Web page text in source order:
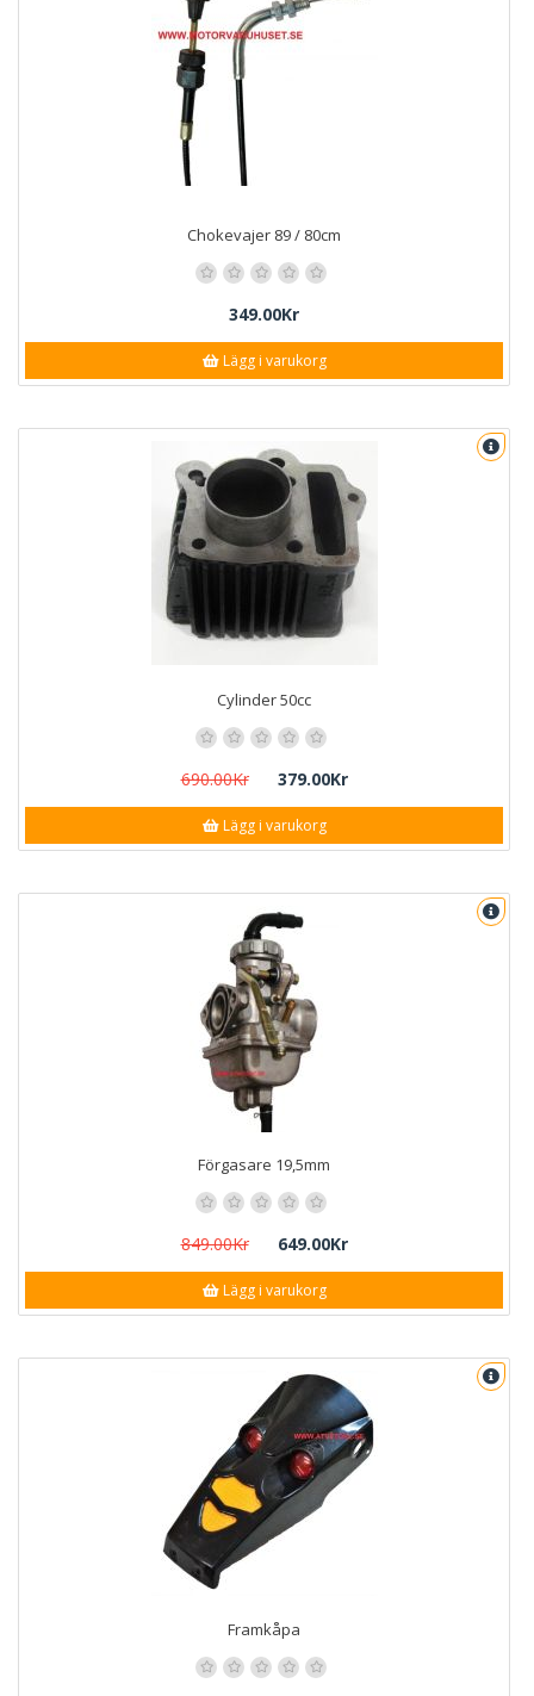
Chokevajer 89 / 80cm
349.00Kr
Lägg i varukorg
Cylinder 50cc
690.00Kr 379.00Kr
Lägg i varukorg
Förgasare 19,5mm
849.00Kr 649.00Kr
Lägg i varukorg
Framkåpa